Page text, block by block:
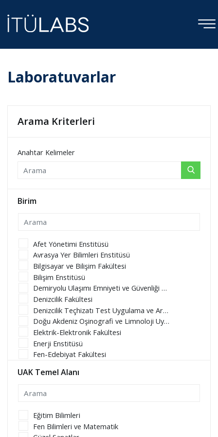
Laboratuvarlar
Arama Kriterleri
Anahtar Kelimeler
Birim
Afet Yönetimi Enstitüsü
Avrasya Yer Bilimleri Enstitüsü
Bilgisayar ve Bilişim Fakültesi
Bilişim Enstitüsü
Demiryolu Ulaşımı Emniyeti ve Güvenliği Uygulama ve Araştırma Merkezi
Denizcilik Fakültesi
Denizcilik Teçhizatı Test Uygulama ve Araştırma Merkezi
Doğu Akdeniz Oşinografi ve Limnoloji Uygulama ve Araştırma Merkezi Müdürlüğü
Elektrik-Elektronik Fakültesi
Enerji Enstitüsü
Fen-Edebiyat Fakültesi
İşletme Fakültesi
İTÜ Afet Yönetim Uyg. Ar. Merkezi
UAK Temel Alanı
Eğitim Bilimleri
Fen Bilimleri ve Matematik